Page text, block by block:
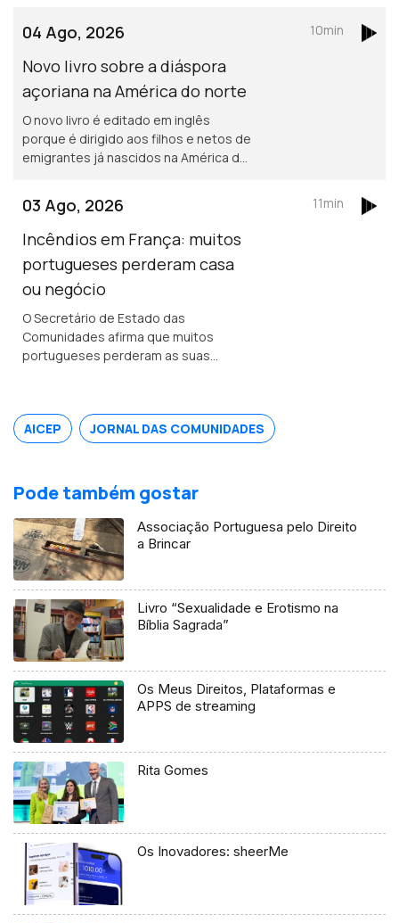
04 Ago, 2026
Novo livro sobre a diáspora
açoriana na América do norte
O novo livro é editado em inglês
porque é dirigido aos filhos e netos de
emigrantes já nascidos na América do
durante uma semana, por causa dos
incêndios.
10min
03 Ago, 2026
Incêndios em França: muitos
portugueses perderam casa
ou negócio
O Secretário de Estado das
Comunidades afirma que muitos
portugueses perderam as suas
prejuizos.
11min
AICEP JORNAL DAS COMUNIDADES
Pode também gostar
Associação Portuguesa pelo Direito
a Brincar
Livro “Sexualidade e Erotismo na
Bíblia Sagrada”
Os Meus Direitos, Plataformas e
APPS de streaming
Rita Gomes
Os Inovadores: sheerMe